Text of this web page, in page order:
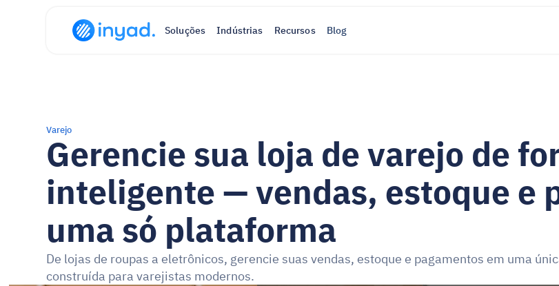
Soluções Indústrias Recursos Blog
Varejo
Gerencie sua loja de varejo de
inteligente — vendas, estoque e
uma só plataforma
De lojas de roupas a eletrônicos, gerencie suas vendas, estoque e pagamentos em uma
construída para varejistas modernos.